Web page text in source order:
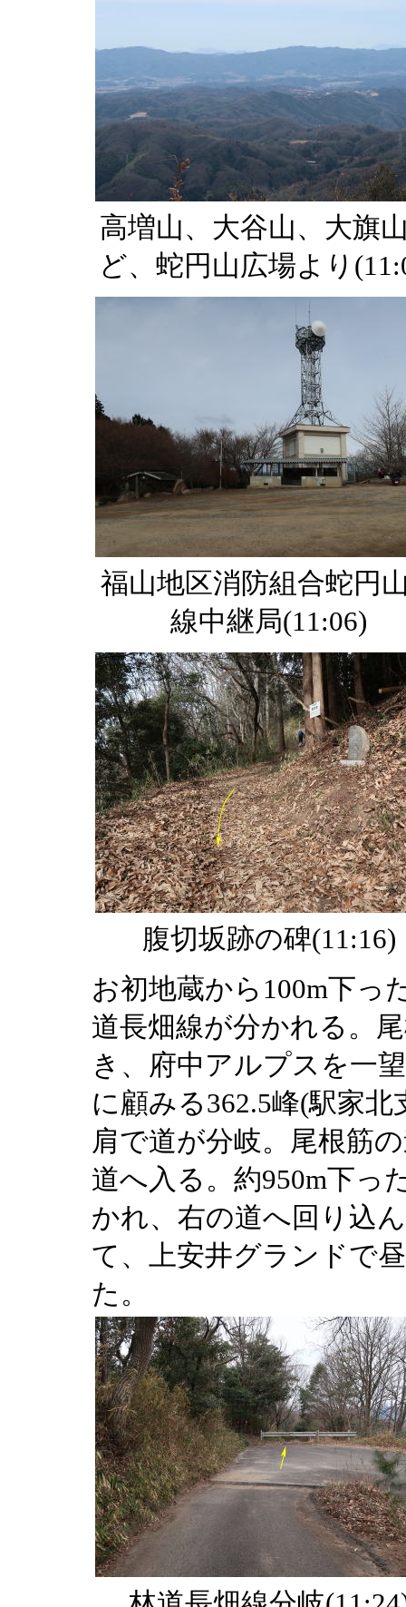
高増山、大谷山、大旗
ど、蛇円山広場より
福山地区消防組合蛇円
線中継局(11:06)
腹切坂跡の碑(11:16)
お初地蔵から100m下っ
道長畑線が分かれる。
き、府中アルプスを一
に顧みる362.5峰(駅家
肩で道が分岐。尾根筋
道へ入る。約950m下っ
かれ、右の道へ回り込
て、上安井グランドで
た。